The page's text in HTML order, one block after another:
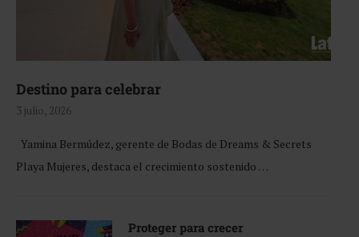
Destino para celebrar
3 julio, 2026
Yamina Bermúdez, gerente de Bodas de Dreams & Secrets
Playa Mujeres, destaca el crecimiento sostenido …
Proteger para crecer